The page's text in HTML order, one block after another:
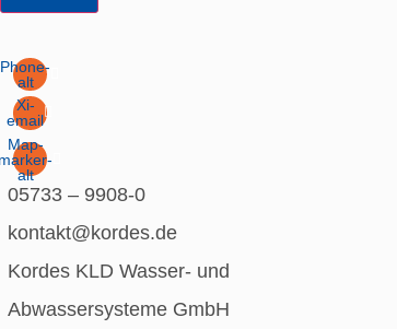
Phone-
alt
Xi-
email
Map-
alt
05733 – 9908-0
kontakt@kordes.de
Kordes KLD Wasser- und
Abwassersysteme GmbH